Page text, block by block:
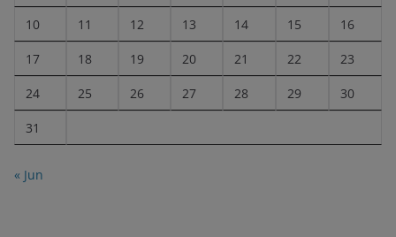
10 11 12 13 14 15 16
17 18 19 20 21 22 23
24 25 26 27 28 29 30
31
« Jun